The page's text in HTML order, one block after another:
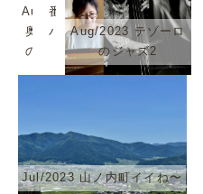
Aug/2023
奥志賀森
の音楽堂
番頭シン
バくんで
す
Aug/2023 テゾーロ
のジャズ2
Jul/2023 山ノ内町イイね〜